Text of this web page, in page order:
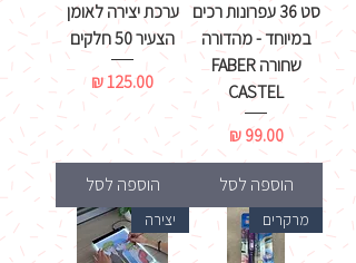
סט 36 עפרונות רכים
במיוחד - מהדורה
שחורה FABER
CASTEL
מחיר‏99.00 ‏₪
הוספה לסל
ערכת יצירה לאומן
הצעיר 50 חלקים
מחיר
הוספה לסל
מרקרים יצירה